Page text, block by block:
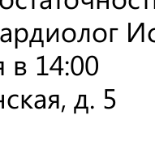
в 14:00
д. 5